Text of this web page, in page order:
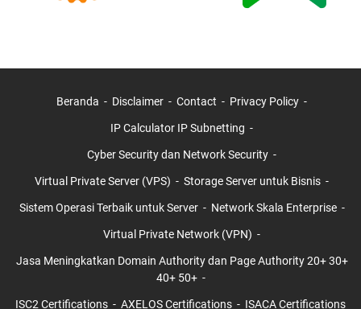
Beranda Disclaimer Contact Privacy Policy
IP Calculator IP Subnetting
Cyber Security dan Network Security
Virtual Private Server (VPS) Storage Server untuk Bisnis
Sistem Operasi Terbaik untuk Server Network Skala Enterprise
Virtual Private Network (VPN)
Jasa Meningkatkan Domain Authority dan Page Authority 20+ 30+
40+ 50+
ISC2 Certifications AXELOS Certifications ISACA Certifications